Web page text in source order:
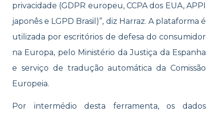
privacidade (GDPR europeu, CCPA dos EUA, APPI
japonês e LGPD Brasil)”, diz Harraz. A plataforma é
utilizada por escritórios de defesa do consumidor
na Europa, pelo Ministério da Justiça da Espanha
e serviço de tradução automática da Comissão
Europeia.
Por intermédio desta ferramenta, os dados